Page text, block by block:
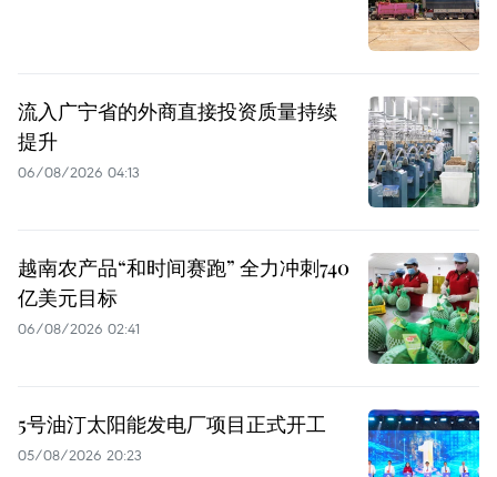
流入广宁省的外商直接投资质量持续
提升
06/08/2026 04:13
越南农产品“和时间赛跑” 全力冲刺740
亿美元目标
06/08/2026 02:41
5号油汀太阳能发电厂项目正式开工
05/08/2026 20:23